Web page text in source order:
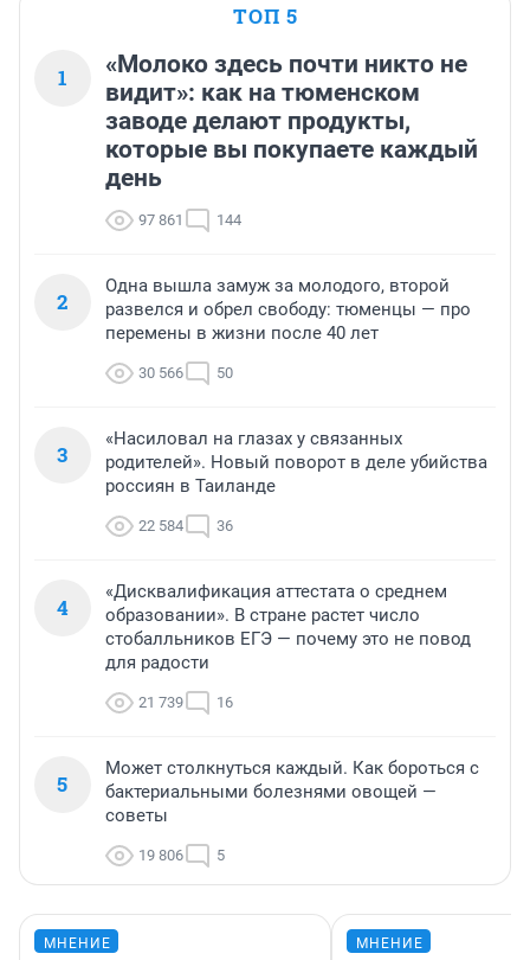
ТОП 5
1
«Молоко здесь почти никто не
видит»: как на тюменском
заводе делают продукты,
которые вы покупаете каждый
день
97 861 144
2
Одна вышла замуж за молодого, второй
развелся и обрел свободу: тюменцы — про
перемены в жизни после 40 лет
30 566 50
3
«Насиловал на глазах у связанных
родителей». Новый поворот в деле убийства
россиян в Таиланде
22 584 36
4
«Дисквалификация аттестата о среднем
образовании». В стране растет число
стобалльников ЕГЭ — почему это не повод
для радости
21 739 16
5
Может столкнуться каждый. Как бороться с
бактериальными болезнями овощей —
советы
19 806 5
МНЕНИЕ МНЕНИЕ